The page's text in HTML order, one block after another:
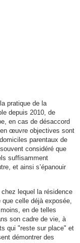
pratique de la
depuis 2010, de
en cas de désaccord
œuvre objectives sont
parentaux de
considéré que
suffisamment
et ainsi s’épanouir
lequel la résidence
celle déjà exposée,
en de telles
son cadre de vie, à
qui "reste sur place" et
démontrer des